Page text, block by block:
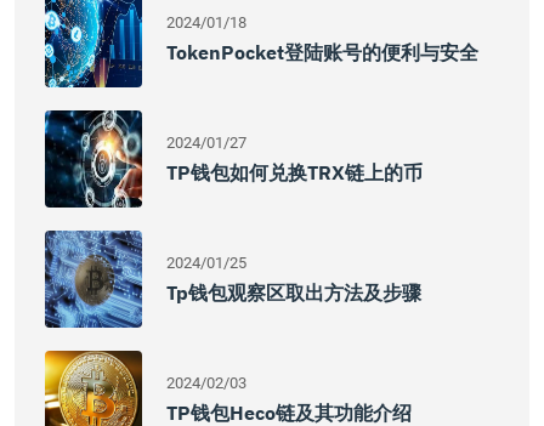
2024/01/18
TokenPocket登陆账号的便利与安全
2024/01/27
TP钱包如何兑换TRX链上的币
2024/01/25
Tp钱包观察区取出方法及步骤
2024/02/03
TP钱包Heco链及其功能介绍